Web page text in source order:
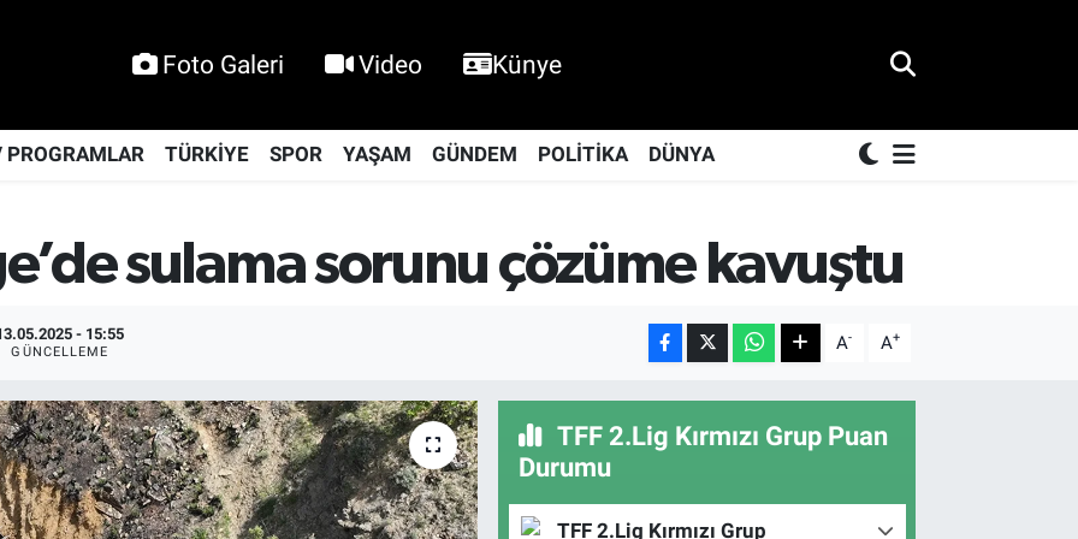
Foto Galeri Video Künye
PROGRAMLAR TÜRKİYE SPOR YAŞAM GÜNDEM POLİTİKA DÜNYA
sulama sorunu çözüme kavuştu
- 15:55
GÜNCELLEME A- A+
TFF 2.Lig Kırmızı Grup Puan
Durumu
TFF 2.Lig Kırmızı Grup